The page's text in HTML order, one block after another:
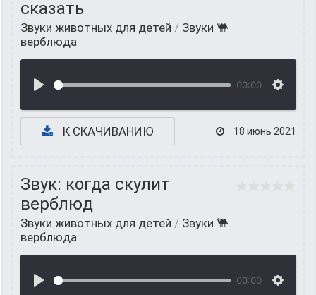
сказать
Звуки животных для детей / Звуки 🐫
верблюда
00:00
К СКАЧИВАНИЮ 18 июнь 2021
Звук: когда скулит
верблюд
Звуки животных для детей / Звуки 🐫
верблюда
00:00